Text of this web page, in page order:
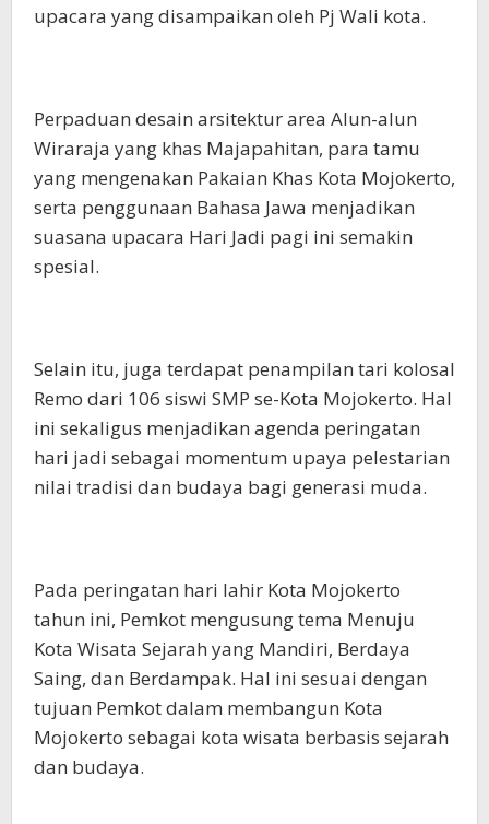
upacara yang disampaikan oleh Pj Wali kota.
Perpaduan desain arsitektur area Alun-alun
Wiraraja yang khas Majapahitan, para tamu
yang mengenakan Pakaian Khas Kota Mojokerto,
serta penggunaan Bahasa Jawa menjadikan
suasana upacara Hari Jadi pagi ini semakin
spesial.
Selain itu, juga terdapat penampilan tari kolosal
Remo dari 106 siswi SMP se-Kota Mojokerto. Hal
ini sekaligus menjadikan agenda peringatan
hari jadi sebagai momentum upaya pelestarian
nilai tradisi dan budaya bagi generasi muda.
Pada peringatan hari lahir Kota Mojokerto
tahun ini, Pemkot mengusung tema Menuju
Kota Wisata Sejarah yang Mandiri, Berdaya
Saing, dan Berdampak. Hal ini sesuai dengan
tujuan Pemkot dalam membangun Kota
Mojokerto sebagai kota wisata berbasis sejarah
dan budaya.